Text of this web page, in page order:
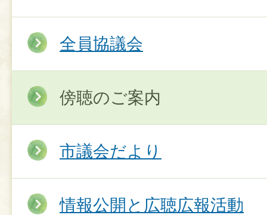
全員協議会
傍聴のご案内
市議会だより
情報公開と広聴広報活動